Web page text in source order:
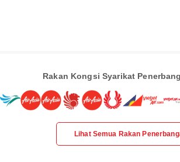
Rakan Kongsi Syarikat
Lihat Semua Rakan